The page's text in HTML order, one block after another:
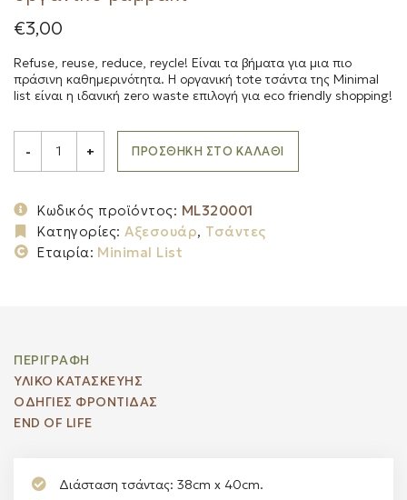
€3,00
Refuse, reuse, reduce, reycle! Είναι τα βήματα για μια πιο
πράσινη καθημερινότητα. Η οργανική tote τσάντα της Minimal
list είναι η ιδανική zero waste επιλογή για eco friendly shopping!
MINIMAL
LIST
οργανικό
βαμβάκι
quantity
- + ΠΡΟΣΘΉΚΗ ΣΤΟ ΚΑΛΆΘΙ
Κωδικός προϊόντος: ML320001
Κατηγορίες: Αξεσουάρ, Τσάντες
Εταιρία: Minimal List
ΠΕΡΙΓΡΑΦΉ
ΥΛΙΚΟ ΚΑΤΑΣΚΕΥΗΣ
ΟΔΗΓΙΕΣ ΦΡΟΝΤΙΔΑΣ
END OF LIFE
Διάσταση τσάντας: 38cm x 40cm.